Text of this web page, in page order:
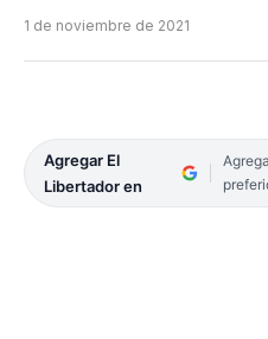
1 de noviembre de 2021
Agregar El
Libertador en